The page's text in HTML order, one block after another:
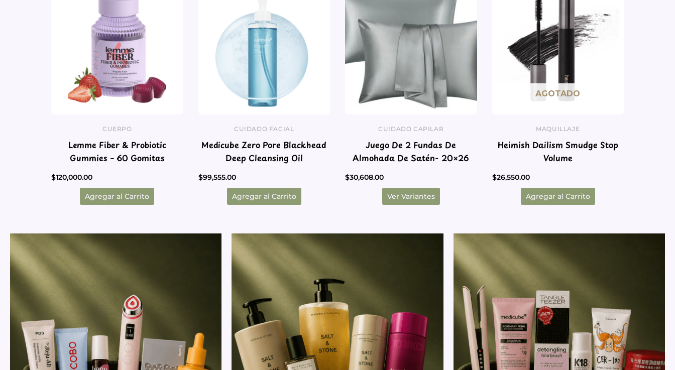
CUERPO
Lemme Fiber & Probiotic
Gummies – 60 Gomitas
$120,000.00
Agregar al Carrito
CUIDADO FACIAL
Medicube Zero Pore Blackhead
Deep Cleansing Oil
$99,555.00
Agregar al Carrito
CUIDADO CAPILAR
Juego De 2 Fundas De
Almohada De Satén- 20×26
$30,608.00
Ver Variantes
variantes.
Las
opciones
pueden
elegir
la
de
producto
AGOTADO
MAQUILLAJE
Heimish Dailism Smudge Stop
Volume
$26,550.00
Agregar al Carrito